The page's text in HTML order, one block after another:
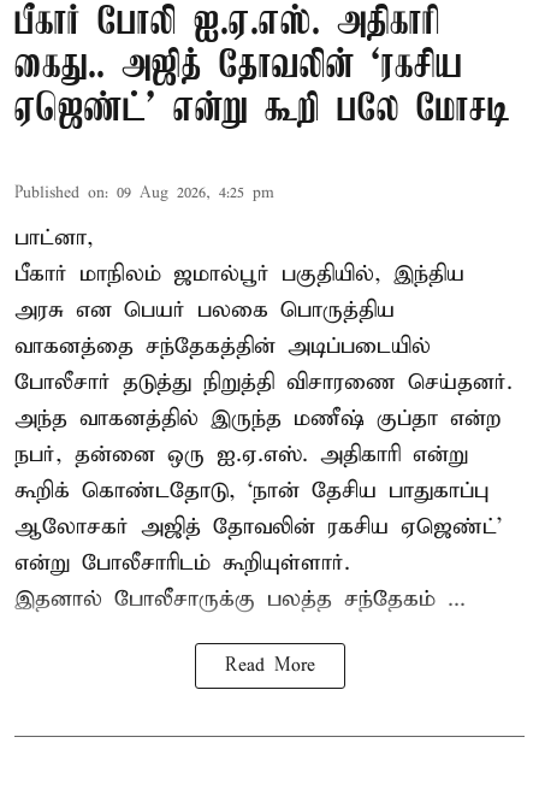
பீகார் போலி ஐ.ஏ.எஸ். அதிகாரி
கைது.. அஜித் தோவலின் ‘ரகசிய
ஏஜெண்ட்’ என்று கூறி பலே மோசடி
Published on: 09 Aug 2026, 4:25 pm
பாட்னா,
பீகார் மாநிலம் ஜமால்பூர் பகுதியில், இந்திய
அரசு என பெயர் பலகை பொருத்திய
வாகனத்தை சந்தேகத்தின் அடிப்படையில்
போலீசார் தடுத்து நிறுத்தி விசாரணை செய்தனர்.
அந்த வாகனத்தில் இருந்த மணீஷ் குப்தா என்ற
நபர், தன்னை ஒரு ஐ.ஏ.எஸ். அதிகாரி என்று
கூறிக் கொண்டதோடு, ‘நான் தேசிய பாதுகாப்பு
ஆலோசகர் அஜித் தோவலின் ரகசிய ஏஜெண்ட்’
என்று போலீசாரிடம் கூறியுள்ளார்.
இதனால் போலீசாருக்கு பலத்த சந்தேகம் ...
Read More